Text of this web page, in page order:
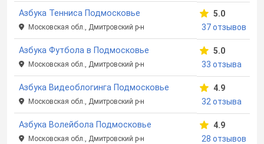
Азбука Тенниса Подмосковье
Московская обл., Дмитровский р-н
5.0
37 отзывов
Азбука Футбола в Подмосковье
Московская обл., Дмитровский р-н
5.0
33 отзыва
Азбука Видеоблогинга Подмосковье
Московская обл., Дмитровский р-н
4.9
32 отзыва
Азбука Волейбола Подмосковье
Московская обл., Дмитровский р-н
4.9
28 отзывов